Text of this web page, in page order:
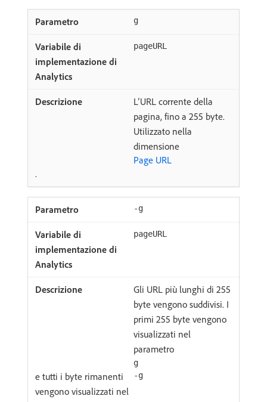
g
pageURL
L’URL corrente della
pagina, fino a 255 byte.
Utilizzato nella
dimensione
Page URL
.
-g
pageURL
Gli URL più lunghi di 255
byte vengono suddivisi. I
primi 255 byte vengono
visualizzati nel
parametro
g
e tutti i byte rimanenti
vengono visualizzati nel
-g